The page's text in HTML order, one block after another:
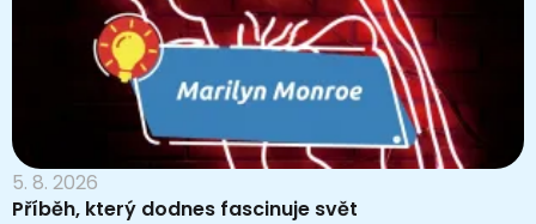
5. 8. 2026
Příběh, který dodnes fascinuje svět